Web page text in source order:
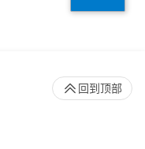
回到顶部